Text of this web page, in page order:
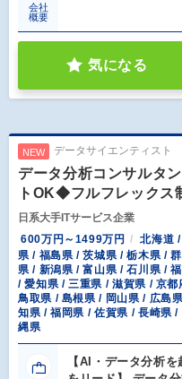
会社
概要
気になる
NEW データサイエンティスト
データ分析コンサルタ
トOK◆フルフレックス
日系大手ITサービス企業
600万円～1499万円
北海道
県 / 福島県 / 茨城県 / 栃木県 /
県 / 新潟県 / 富山県 / 石川県 /
/ 愛知県 / 三重県 / 滋賀県 / 京
鳥取県 / 島根県 / 岡山県 / 広島
知県 / 福岡県 / 佐賀県 / 長崎県
縄県
【AI・データ分析